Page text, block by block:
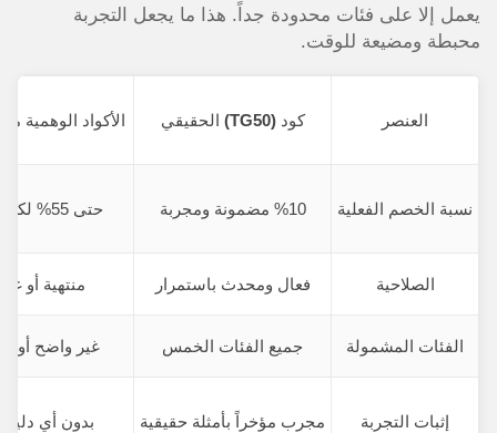
يعمل إلا على فئات محدودة جداً. هذا ما يجعل التجربة
محبطة ومضيعة للوقت.
العنصر كود(TG50) الحقيقي الأكواد الوهمية
نسبة الخصم الفعلية %10 مضمونة ومجربة حتى 55% لكن غير فعالة
الصلاحية فعال ومحدث باستمرار منتهية أو
الفئات المشمولة جميع الفئات الخمس غير واضح أو
إثبات التجربة مجرب مؤخراً بأمثلة حقيقية بدون أي دليل